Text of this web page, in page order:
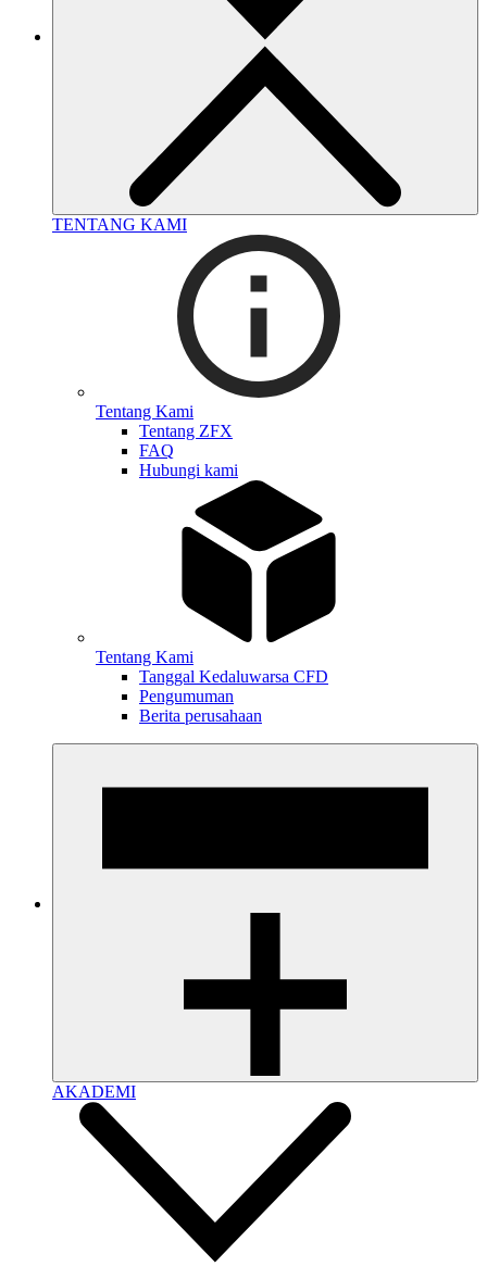
TENTANG KAMI
Tentang Kami
Tentang ZFX
FAQ
Hubungi kami
Tentang Kami
Tanggal Kedaluwarsa CFD
Pengumuman
Berita perusahaan
AKADEMI